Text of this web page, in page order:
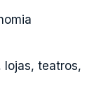
teatros,